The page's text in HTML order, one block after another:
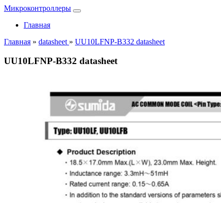
Микроконтроллеры
Главная
Главная » datasheet » UU10LFNP-B332 datasheet
UU10LFNP-B332 datasheet